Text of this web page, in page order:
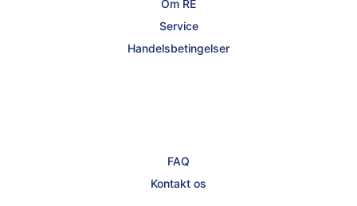
Om RE
Service
Handelsbetingelser
FAQ
Kontakt os